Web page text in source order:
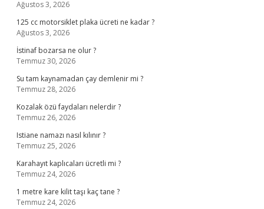
Ağustos 3, 2026
125 cc motorsiklet plaka ücreti ne kadar ?
Ağustos 3, 2026
İstinaf bozarsa ne olur ?
Temmuz 30, 2026
Su tam kaynamadan çay demlenir mi ?
Temmuz 28, 2026
Kozalak özü faydaları nelerdir ?
Temmuz 26, 2026
Istiane namazı nasıl kılınır ?
Temmuz 25, 2026
Karahayıt kaplıcaları ücretli mi ?
Temmuz 24, 2026
1 metre kare kilit taşı kaç tane ?
Temmuz 24, 2026